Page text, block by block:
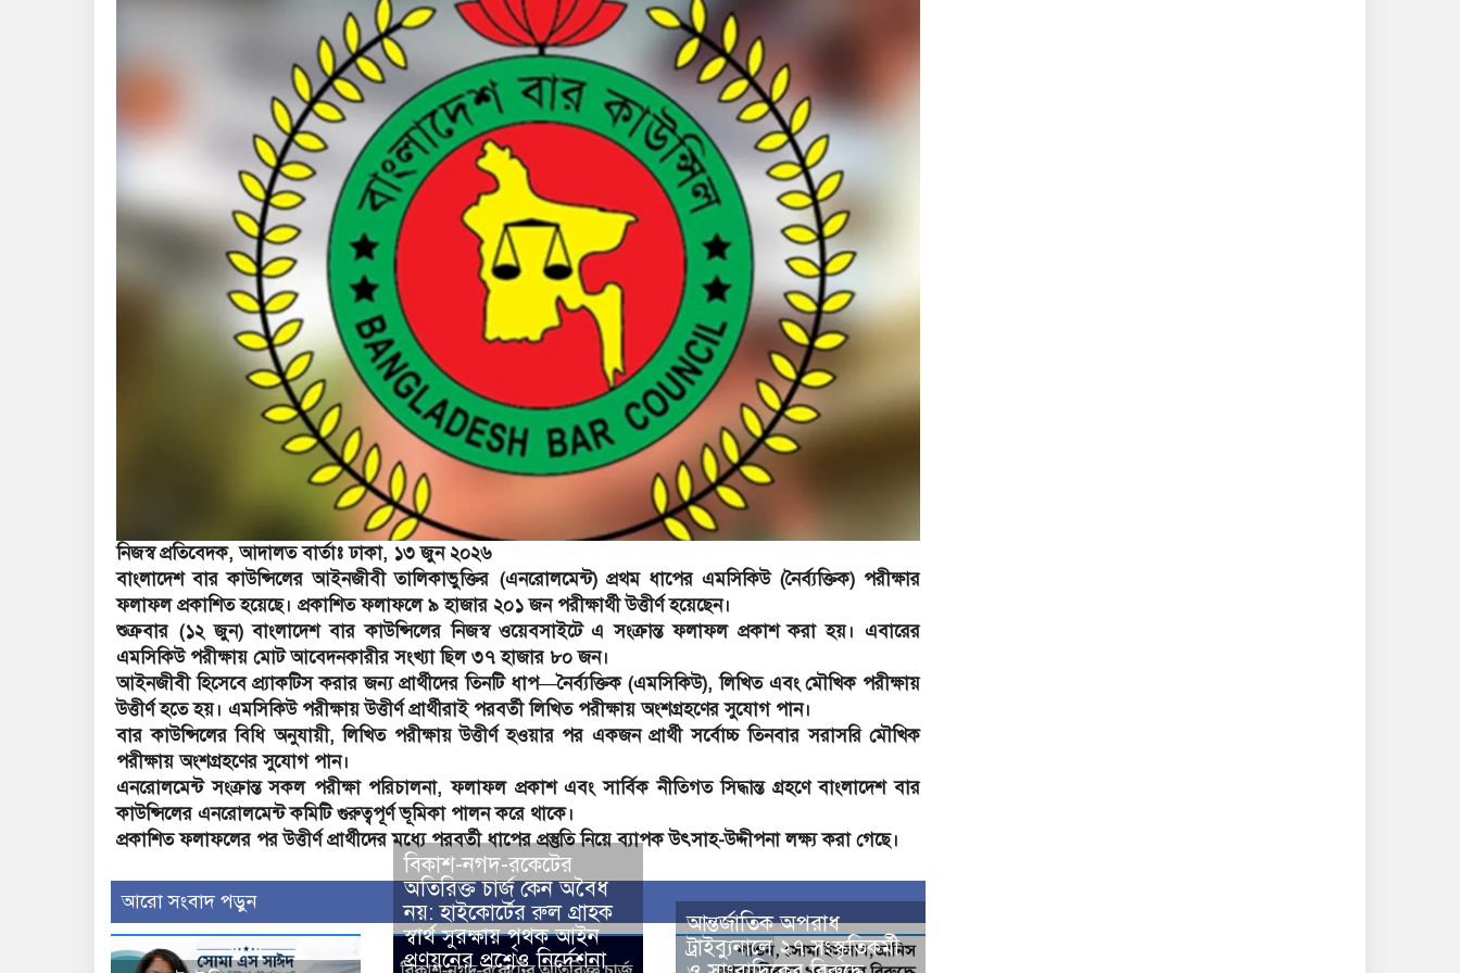
নিজস্ব প্রতিবেদক, আদালত বার্তাঃ ঢাকা, ১৩ জুন ২০২৬
বাংলাদেশ বার কাউন্সিলের আইনজীবী তালিকাভুক্তির (এনরোলমেন্ট) প্রথম ধাপের এমসিকিউ (নৈর্ব্যক্তিক) পরীক্ষার
ফলাফল প্রকাশিত হয়েছে। প্রকাশিত ফলাফলে ৯ হাজার ২০১ জন পরীক্ষার্থী উত্তীর্ণ হয়েছেন।
শুক্রবার (১২ জুন) বাংলাদেশ বার কাউন্সিলের নিজস্ব ওয়েবসাইটে এ সংক্রান্ত ফলাফল প্রকাশ করা হয়। এবারের
এমসিকিউ পরীক্ষায় মোট আবেদনকারীর সংখ্যা ছিল ৩৭ হাজার ৮০ জন।
আইনজীবী হিসেবে প্র্যাকটিস করার জন্য প্রার্থীদের তিনটি ধাপ—নৈর্ব্যক্তিক (এমসিকিউ), লিখিত এবং মৌখিক পরীক্ষায়
উত্তীর্ণ হতে হয়। এমসিকিউ পরীক্ষায় উত্তীর্ণ প্রার্থীরাই পরবর্তী লিখিত পরীক্ষায় অংশগ্রহণের সুযোগ পান।
বার কাউন্সিলের বিধি অনুযায়ী, লিখিত পরীক্ষায় উত্তীর্ণ হওয়ার পর একজন প্রার্থী সর্বোচ্চ তিনবার সরাসরি মৌখিক
পরীক্ষায় অংশগ্রহণের সুযোগ পান।
এনরোলমেন্ট সংক্রান্ত সকল পরীক্ষা পরিচালনা, ফলাফল প্রকাশ এবং সার্বিক নীতিগত সিদ্ধান্ত গ্রহণে বাংলাদেশ বার
কাউন্সিলের এনরোলমেন্ট কমিটি গুরুত্বপূর্ণ ভূমিকা পালন করে থাকে।
প্রকাশিত ফলাফলের পর উত্তীর্ণ প্রার্থীদের মধ্যে পরবর্তী ধাপের প্রস্তুতি নিয়ে ব্যাপক উৎসাহ-উদ্দীপনা লক্ষ্য করা গেছে।
আরো সংবাদ পড়ুন
বিকাশ-নগদ-রকেটের
অতিরিক্ত চার্জ কেন অবৈধ
নয়: হাইকোর্টের রুল গ্রাহক
স্বার্থ সুরক্ষায় পৃথক আইন
প্রণয়নের প্রশ্নেও নির্দেশনা
আন্তর্জাতিক অপরাধ
ট্রাইব্যুনালে ২৭ সংস্কৃতিকর্মী